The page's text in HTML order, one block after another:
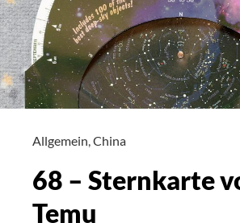
Allgemein,China
68 – Sternkarte
Temu